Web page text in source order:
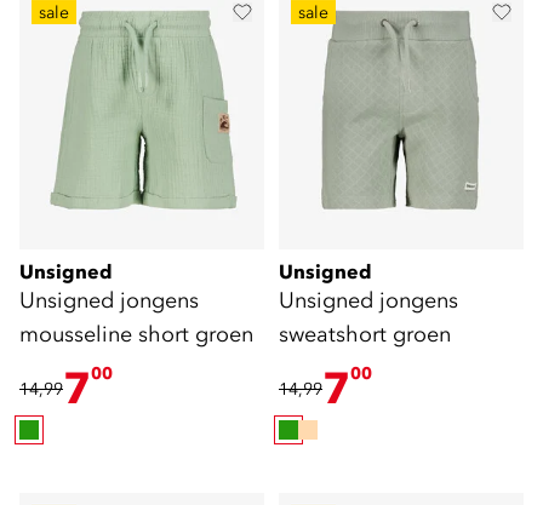
sale
Unsigned
Unsigned jongens
mousseline short groen
14,99700
sale
Unsigned
Unsigned jongens
sweatshort groen
14,99700